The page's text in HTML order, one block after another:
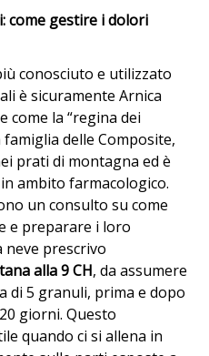
come gestire i dolori
conosciuto e utilizzato
è sicuramente Arnica
come la “regina dei
delle Composite,
prati di montagna ed è
ambito farmacologico.
un consulto su come
e preparare i loro
prescrivo
alla 9 CH, da assumere
di 5 granuli, prima e dopo
giorni. Questo
quando ci si allena in